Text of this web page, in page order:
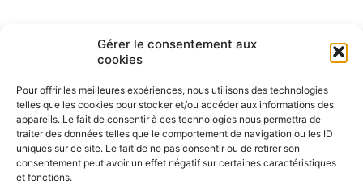
Gérer le consentement aux
cookies
Pour offrir les meilleures expériences, nous utilisons des technologies
telles que les cookies pour stocker et/ou accéder aux informations des
appareils. Le fait de consentir à ces technologies nous permettra de
traiter des données telles que le comportement de navigation ou les ID
uniques sur ce site. Le fait de ne pas consentir ou de retirer son
consentement peut avoir un effet négatif sur certaines caractéristiques
et fonctions.
Navigation
de
l’article
ARTICLE PRÉCÉDENT
English cartoons by Tesson-1